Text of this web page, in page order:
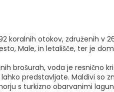
koralnih otokov, združenih
Male, in letališče, ter je
brošurah, voda je resnično
predstavljate. Maldivi so
s turkizno obarvanimi